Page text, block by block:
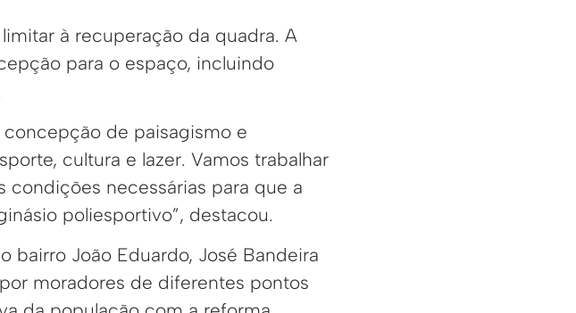
à recuperação da quadra. A
para o espaço, incluindo
concepção de paisagismo e
cultura e lazer. Vamos trabalhar
condições necessárias para que a
poliesportivo”, destacou.
bairro João Eduardo, José Bandeira
moradores de diferentes pontos